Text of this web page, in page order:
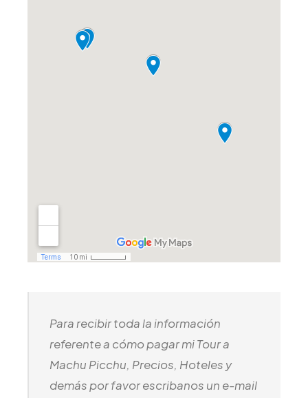
Para recibir toda la información
referente a cómo pagar mi Tour a
Machu Picchu, Precios, Hoteles y
demás por favor escribanos un e-mail